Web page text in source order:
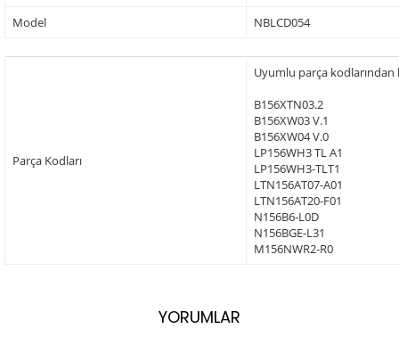
Model
NBLCD054
Parça Kodları
Uyumlu parça kodlarından
B156XTN03.2
B156XW03 V.1
B156XW04 V.0
LP156WH3 TL A1
LP156WH3-TLT1
LTN156AT07-A01
LTN156AT20-F01
N156B6-L0D
N156BGE-L31
M156NWR2-R0
YORUMLAR